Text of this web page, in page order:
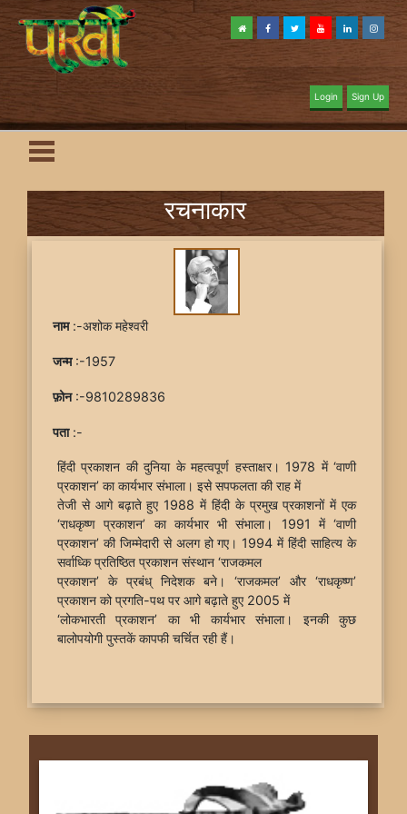
Login Sign Up
रचनाकार
नाम:-अशोक महेश्वरी
जन्म:-1957
फ़ोन:-9810289836
पता:-
हिंदी प्रकाशन की दुनिया के महत्वपूर्ण हस्ताक्षर। 1978 में ‘वाणी
प्रकाशन’ का कार्यभार संभाला। इसे सपफलता की राह में
तेजी से आगे बढ़ाते हुए 1988 में हिंदी के प्रमुख प्रकाशनों में एक
‘राधकृष्ण प्रकाशन’ का कार्यभार भी संभाला। 1991 में ‘वाणी
प्रकाशन’ की जिम्मेदारी से अलग हो गए। 1994 में हिंदी साहित्य के
सर्वाध्कि प्रतिष्ठित प्रकाशन संस्थान ‘राजकमल
प्रकाशन’ के प्रबंध् निदेशक बने। ‘राजकमल’ और ‘राधकृष्ण’
प्रकाशन को प्रगति-पथ पर आगे बढ़ाते हुए 2005 में
‘लोकभारती प्रकाशन’ का भी कार्यभार संभाला। इनकी कुछ
बालोपयोगी पुस्तकें कापफी चर्चित रही हैं।